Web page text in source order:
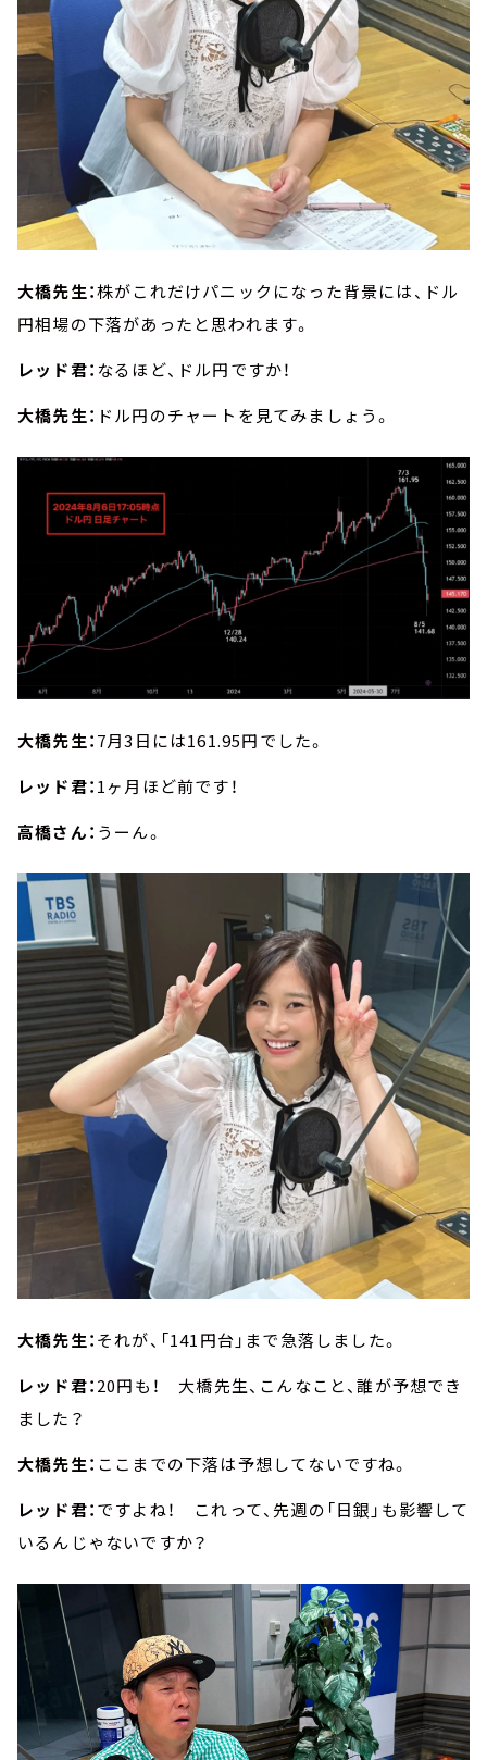
大橋先生：株がこれだけパニックになった背景には、ドル
円相場の下落があったと思われます。
レッド君： なるほど、ドル円ですか！
大橋先生： ドル円のチャートを見てみましょう。
大橋先生：7月3日には161.95円でした。
レッド君：1ヶ月ほど前です！
高橋さん： うーん。
大橋先生：それが、「141円台」まで急落しました。
レッド君：20円も！ 大橋先生、こんなこと、誰が予想でき
ました？
大橋先生： ここまでの下落は予想してないですね。
レッド君：ですよね！ これって、先週の「日銀」も影響して
いるんじゃないですか？